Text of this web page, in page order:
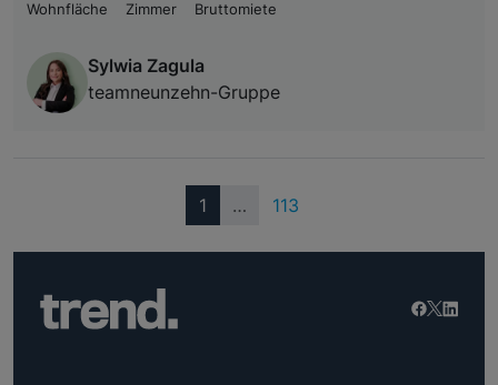
Wohnfläche
Zimmer Bruttomiete
Sylwia Zagula
teamneunzehn-Gruppe
1 (current)
… 113